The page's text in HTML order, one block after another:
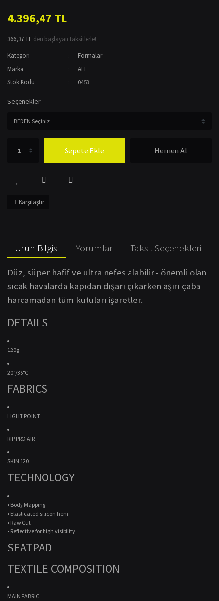
4.396,47 TL
366,37 TL den başlayan taksitlerle!
Kategori
Formalar
Marka
ALE
Stok Kodu
0453
Seçenekler
Sepete Ekle Hemen Al
Karşılaştır
Ürün Bilgisi Yorumlar Taksit Seçenekleri
Düz, süper hafif ve ultra nefes alabilir - önemli olan
sıcak havalarda kapıdan dışarı çıkarken aşırı çaba
harcamadan tüm kutuları işaretler.
DETAILS
120g
20°/35°C
FABRICS
LIGHT POINT
RIP PRO AIR
SKIN 120
TECHNOLOGY
• Body Mapping
• Elasticated silicon hem
• Raw Cut
• Reflective for high visibility
SEATPAD
TEXTILE COMPOSITION
MAIN FABRIC